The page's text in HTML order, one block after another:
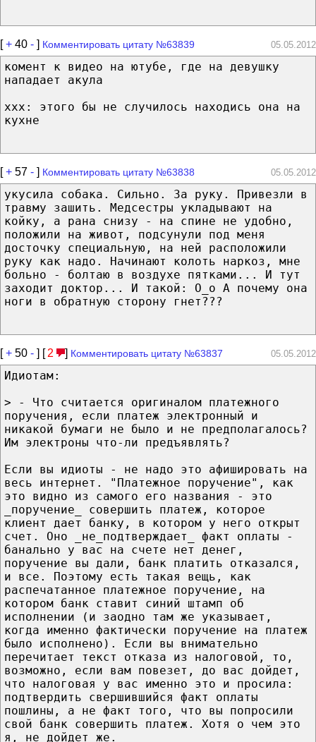
[+ 40 - ] Комментировать цитату №63839 05.05.2012
комент к видео на ютубе, где на девушку
нападает акула
ххх: этого бы не случилось находись она на
кухне
[+ 57 - ] Комментировать цитату №63838 05.05.2012
укусила собака. Сильно. За руку. Привезли в
травму зашить. Медсестры укладывают на
койку, а рана снизу - на спине не удобно,
положили на живот, подсунули под меня
досточку специальную, на ней расположили
руку как надо. Начинают колоть наркоз, мне
больно - болтаю в воздухе пятками... И тут
заходит доктор... И такой: О_о А почему она
ноги в обратную сторону гнет???
[+ 50 - ] [ 2 ] Комментировать цитату №63837 05.05.2012
Идиотам:
> - Что считается оригиналом платежного
поручения, если платеж электронный и
никакой бумаги не было и не предполагалось?
Им электроны что-ли предъявлять?
Если вы идиоты - не надо это афишировать на
весь интернет. "Платежное поручение", как
это видно из самого его названия - это
_поручение_ совершить платеж, которое
клиент дает банку, в котором у него открыт
счет. Оно _не_подтверждает_ факт оплаты -
банально у вас на счете нет денег,
поручение вы дали, банк платить отказался,
и все. Поэтому есть такая вещь, как
распечатанное платежное поручение, на
котором банк ставит синий штамп об
исполнении (и заодно там же указывает,
когда именно фактически поручение на платеж
было исполнено). Если вы внимательно
перечитает текст отказа из налоговой, то,
возможно, если вам повезет, до вас дойдет,
что налоговая у вас именно это и просила:
подтвердить свершившийся факт оплаты
пошлины, а не факт того, что вы попросили
свой банк совершить платеж. Хотя о чем это
я, не дойдет же.